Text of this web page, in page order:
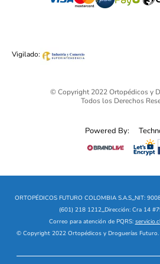
Cuidado Personal
Vigilado:
© Copyright 2022 Ortopédicos y
Todos los Derechos
Powered By:
ORTOPÉDICOS FUTURO COLOMBIA S.A.S_NIT:
(601) 218 1212_Dirección: Cra 14
Correo para atención de PQRS:
© Copyright 2022 Ortopédicos y Droguerías Futuro.